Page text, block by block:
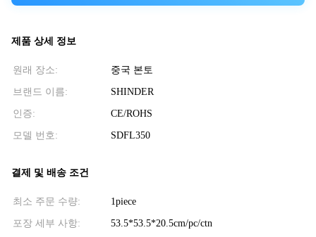
제품 상세 정보
원래 장소: 중국 본토
브랜드 이름: SHINDER
인증: CE/ROHS
모델 번호: SDFL350
결제 및 배송 조건
최소 주문 수량: 1piece
포장 세부 사항: 53.5*53.5*20.5cm/pc/ctn